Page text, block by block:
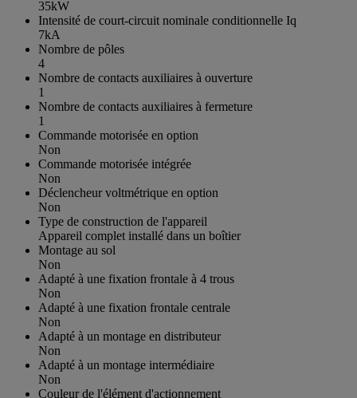
35kW
Intensité de court-circuit nominale conditionnelle Iq
7kA
Nombre de pôles
4
Nombre de contacts auxiliaires à ouverture
1
Nombre de contacts auxiliaires à fermeture
1
Commande motorisée en option
Non
Commande motorisée intégrée
Non
Déclencheur voltmétrique en option
Non
Type de construction de l'appareil
Appareil complet installé dans un boîtier
Montage au sol
Non
Adapté à une fixation frontale à 4 trous
Non
Adapté à une fixation frontale centrale
Non
Adapté à un montage en distributeur
Non
Adapté à un montage intermédiaire
Non
Couleur de l'élément d'actionnement